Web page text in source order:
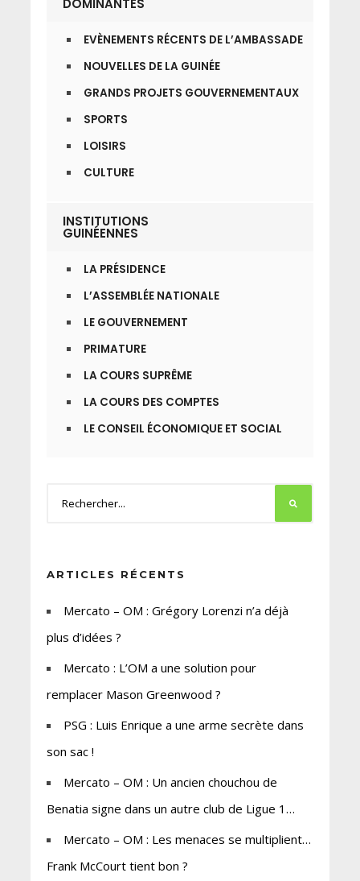
DOMINANTES
EVÈNEMENTS RÉCENTS DE L’AMBASSADE
NOUVELLES DE LA GUINÉE
GRANDS PROJETS GOUVERNEMENTAUX
SPORTS
LOISIRS
CULTURE
INSTITUTIONS
GUINÉENNES
LA PRÉSIDENCE
L’ASSEMBLÉE NATIONALE
LE GOUVERNEMENT
PRIMATURE
LA COURS SUPRÊME
LA COURS DES COMPTES
LE CONSEIL ÉCONOMIQUE ET SOCIAL
ARTICLES RÉCENTS
Mercato – OM : Grégory Lorenzi n’a déjà
plus d’idées ?
Mercato : L’OM a une solution pour
remplacer Mason Greenwood ?
PSG : Luis Enrique a une arme secrète dans
son sac !
Mercato – OM : Un ancien chouchou de
Benatia signe dans un autre club de Ligue 1…
Mercato – OM : Les menaces se multiplient…
Frank McCourt tient bon ?